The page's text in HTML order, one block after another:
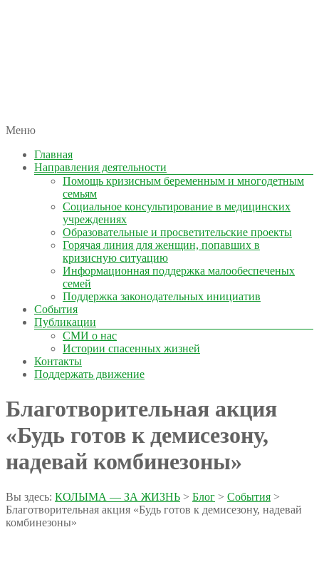
КОЛЫМА — ЗА ЖИЗНЬ
автономная некоммерческая организация
Меню
Главная
Направления деятельности
Помощь кризисным беременным и многодетным
семьям
Социальное консультирование в медицинских
учреждениях
Образовательные и просветительские проекты
Горячая линия для женщин, попавших в
кризисную ситуацию
Информационная поддержка малообеспеченых
семей
Поддержка законодательных инициатив
События
Публикации
СМИ о нас
Истории спасенных жизней
Контакты
Поддержать движение
Благотворительная акция
«Будь готов к демисезону,
надевай комбинезоны»
Вы здесь: КОЛЫМА — ЗА ЖИЗНЬ > Блог > События >
Благотворительная акция «Будь готов к демисезону, надевай
комбинезоны»